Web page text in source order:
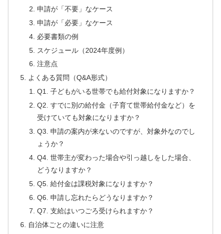
申請が「不要」なケース
申請が「必要」なケース
必要書類の例
スケジュール（2024年度例）
注意点
よくある質問（Q&A形式）
Q1. 子どもがいる世帯でも給付対象になりますか？
Q2. すでに別の給付金（子育て世帯給付金など）を
受けていても対象になりますか？
Q3. 申請の案内が来ないのですが、対象外なのでし
ょうか？
Q4. 世帯主が変わった場合や引っ越しをした場合、
どうなりますか？
Q5. 給付金は課税対象になりますか？
Q6. 申請し忘れたらどうなりますか？
Q7. 支給はいつごろ受けられますか？
自治体ごとの違いに注意